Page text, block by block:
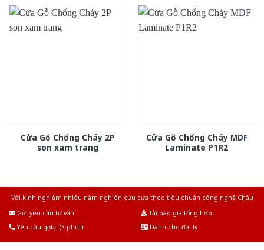
Cửa Gỗ Chống Cháy 2P
son xam trang
Cửa Gỗ Chống Cháy MDF
Laminate P1R2
Với kinh nghiệm nhiêu năm nghiên cứu cửa theo tiêu chuẩn công nghệ Châu
Gửi yêu cầu tư vấn
Tải báo giá tổng hợp
Yêu cầu gọi lại (3 phút)
Dành cho đại lý